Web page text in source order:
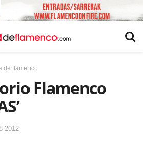
de flamenco
Flamenco
2012